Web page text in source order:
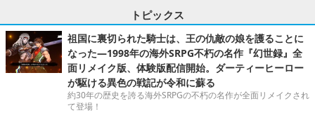
トピックス
祖国に裏切られた騎士は、王の仇敵の娘を護ることに
なった―1998年の海外SRPG不朽の名作『幻世録』全
面リメイク版、体験版配信開始。ダーティーヒーロー
が駆ける異色の戦記が令和に蘇る
約30年の歴史を誇る海外SRPGの不朽の名作が全面リメイクされ
て登場！